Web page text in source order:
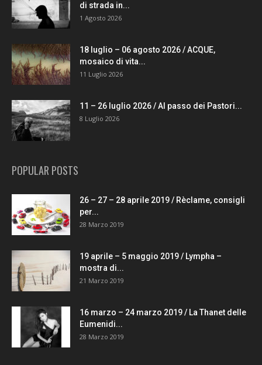
di strada in...
1 Agosto 2026
18 luglio – 06 agosto 2026 / ACQUE,
mosaico di vita...
11 Luglio 2026
11 – 26 luglio 2026 / Al passo dei Pastori...
8 Luglio 2026
POPULAR POSTS
26 – 27 – 28 aprile 2019 / Rèclame, consigli
per...
28 Marzo 2019
19 aprile – 5 maggio 2019 / Lympha –
mostra di...
21 Marzo 2019
16 marzo – 24 marzo 2019 / La Thanet delle
Eumenidi...
28 Marzo 2019